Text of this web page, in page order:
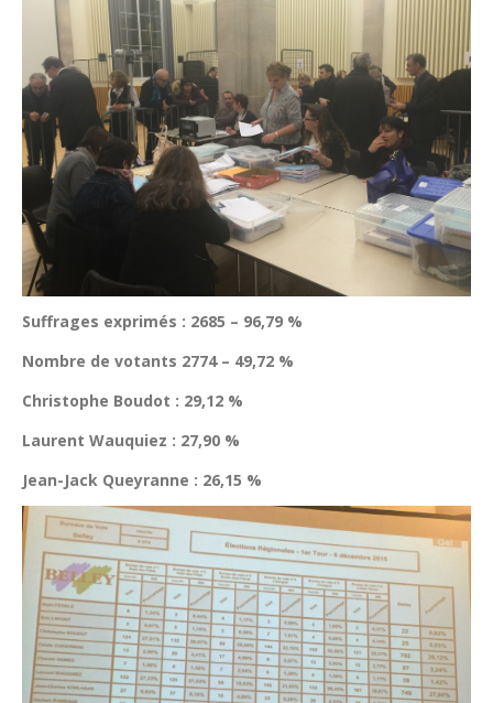
Suffrages exprimés : 2685 – 96,79 %
Nombre de votants 2774 – 49,72 %
Christophe Boudot : 29,12 %
Laurent Wauquiez : 27,90 %
Jean-Jack Queyranne : 26,15 %